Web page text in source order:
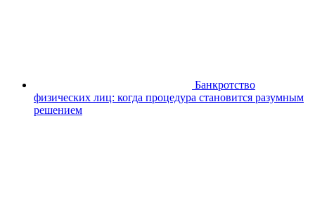
Банкротство
физических лиц: когда процедура становится разумным
решением